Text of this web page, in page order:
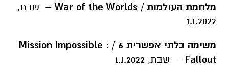
מלחמת העולמות / War of the Worlds
– שבת,
1.1.2022
משימה בלתי אפשרית 6 / Mission Impossible :
Fallout – שבת, 1.1.2022